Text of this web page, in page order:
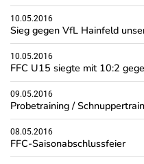
10.05.2016
Sieg gegen VfL Hainfeld
10.05.2016
FFC U15 siegte mit 10:2
09.05.2016
Probetraining /
08.05.2016
FFC-Saisonabschlussfeier